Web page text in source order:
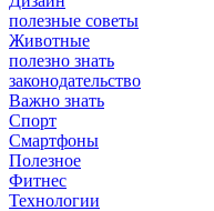
полезные советы
Животные
полезно знать
законодательство
Важно знать
Спорт
Смартфоны
Полезное
Фитнес
Технологии